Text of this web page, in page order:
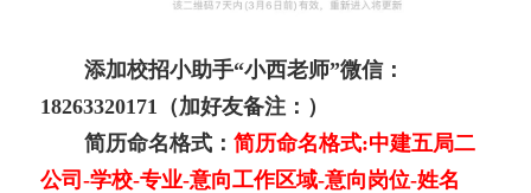
添加校招小助手“小西老师”微信：
18263320171
（加好友备注：）
简历命名格式：简历命名格式:中建五局二
公司-学校-专业-意向工作区域-意向岗位-姓名